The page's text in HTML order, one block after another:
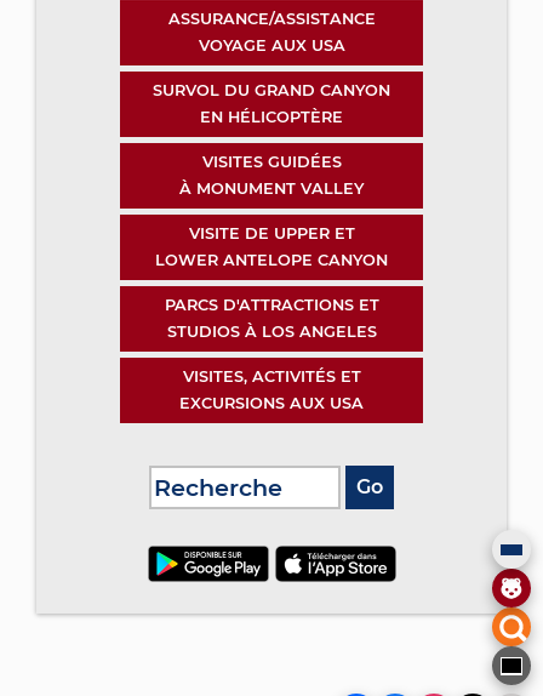
ASSURANCE/ASSISTANCE
VOYAGE AUX USA
SURVOL DU GRAND CANYON
EN HÉLICOPTÈRE
VISITES GUIDÉES
À MONUMENT VALLEY
VISITE DE UPPER ET
LOWER ANTELOPE CANYON
PARCS D'ATTRACTIONS ET
STUDIOS À LOS ANGELES
VISITES, ACTIVITÉS ET
EXCURSIONS AUX USA